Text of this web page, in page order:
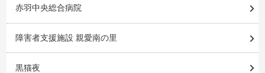
赤羽中央総合病院
障害者支援施設 親愛南の里
黒猫夜